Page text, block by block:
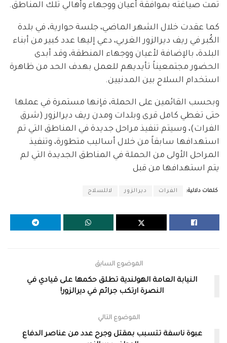
تمت صياغته بموافقة أعيان ووجهاء وأهالي تلك المناطق.
كما عقدت خلال الشهر الماضي، جلسة حوارية، في بلدة
الكُبر في ريف ديرالزور الغربي، دعي إليها عدد كبير من أبناء
البلدة، بالإضافة لأعيان ووجهاء المنطقة، وقد أبدى
الحضور مجتمعيناً تأيديهم للعمل بهدف الحد من ظاهرة
استخدام السلاح بين المدنيين.
وبحسب القائمين على الحملة، فإنها مستمرة في عملها
حتى تغطي كامل قرى وبلدات ومدن ريف ديرالزور (شرق
الفرات)، وسيتم تنفيذ مراحل جديدة في المناطق التي تم
استهدافها سابقاً من خلال أساليب متطورة، وتنفيذ
المراحل الأولى من الحملة في المناطق الجديدة التي لم
يتم استهدافها من قبل
كلمات دلالية: الفرات ديرالزور لاللسلاح
الموضوع السابق
النيابة العامة الهولندية تطلق حكمها على قيادي في
النصرة ارتكب جرائم في ديرالزور!
الموضوع التالي
عبوة ناسفة تتسبب بمقتل وجرح عدد من عناصر الدفاع